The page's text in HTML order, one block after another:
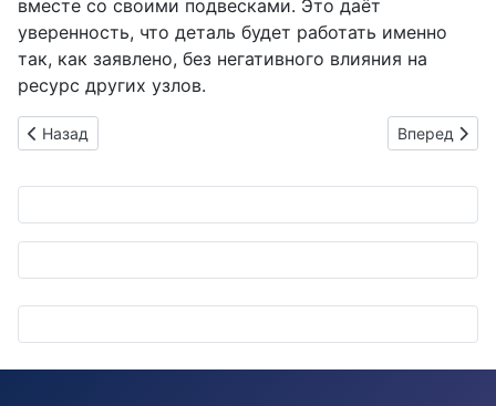
вместе со своими подвесками. Это даёт
уверенность, что деталь будет работать именно
так, как заявлено, без негативного влияния на
ресурс других узлов.
Предыдущий: Стильные стопперы ремней безопасности: 5
Назад Следующий:
Вперед